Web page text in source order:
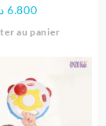
6.800
au panier